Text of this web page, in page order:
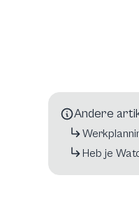
Andere
Heb je